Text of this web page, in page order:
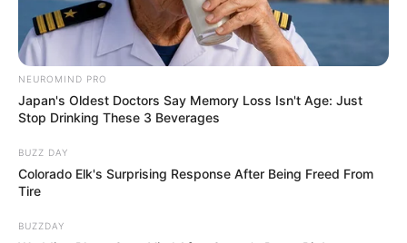
grandes étapes de leur histoire : “Tout a
commencé par une lettre. Une lettre qui a
changé nos vies et qui a marqué le début d’une
merveilleuse histoire d’amour. Depuis, nous
écrivons chaque jour notre histoire à deux, et
hier, entourés de ceux que nous aimons,
avons célébré le plus beau des chapitres :
notre mariage“. Pour l’occasion, une belle
brochettes d’anciens candidats de L’am
cérémonie champêtre, qu’ils ont organisé à
NEUROMIND PRO
Japan's Oldest Doctors Say Memory Loss Isn't Age: Just
Stop Drinking These 3 Beverages
BUZZ DAY
Colorado Elk's Surprising Response After Being Freed From
Tire
BUZZDAY